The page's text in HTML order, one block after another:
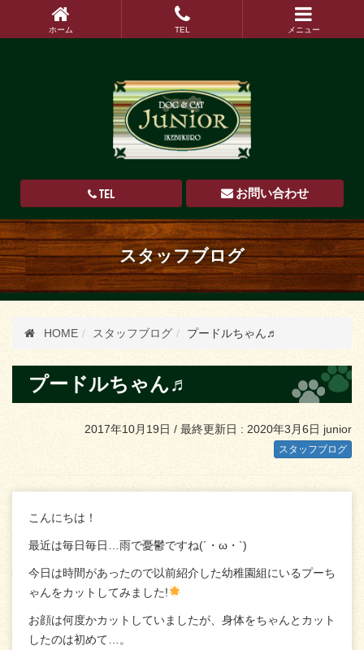
TEL お問い合わせ
ホーム TEL メニュー
スタッフブログ
HOME スタッフブログ プードルちゃん♬
プードルちゃん♬
2017年10月19日 / 最終更新日 : 2020年3月6日 junior
スタッフブログ
こんにちは！
最近は毎日毎日…雨で憂鬱ですね(´・ω・`)
今日は時間があったので以前紹介した幼稚園組にいるプーち
ゃんをカットしてみました!
お顔は何度かカットしていましたが、身体をちゃんとカット
したのは初めて…。